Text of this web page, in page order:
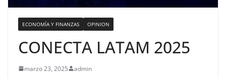
ECONOMÍA Y FINANZAS OPINION
CONECTA LATAM 2025
marzo 23, 2025 admin